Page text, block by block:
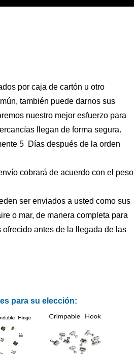
por caja de cartón u otro
también puede darnos sus
nuestro mejor esfuerzo para
llegan de forma segura.
5 Días después de la orden
cobrará de acuerdo con el peso
ser enviados a usted como sus
o mar, de manera completa para
antes de la llegada de las
para su elección: